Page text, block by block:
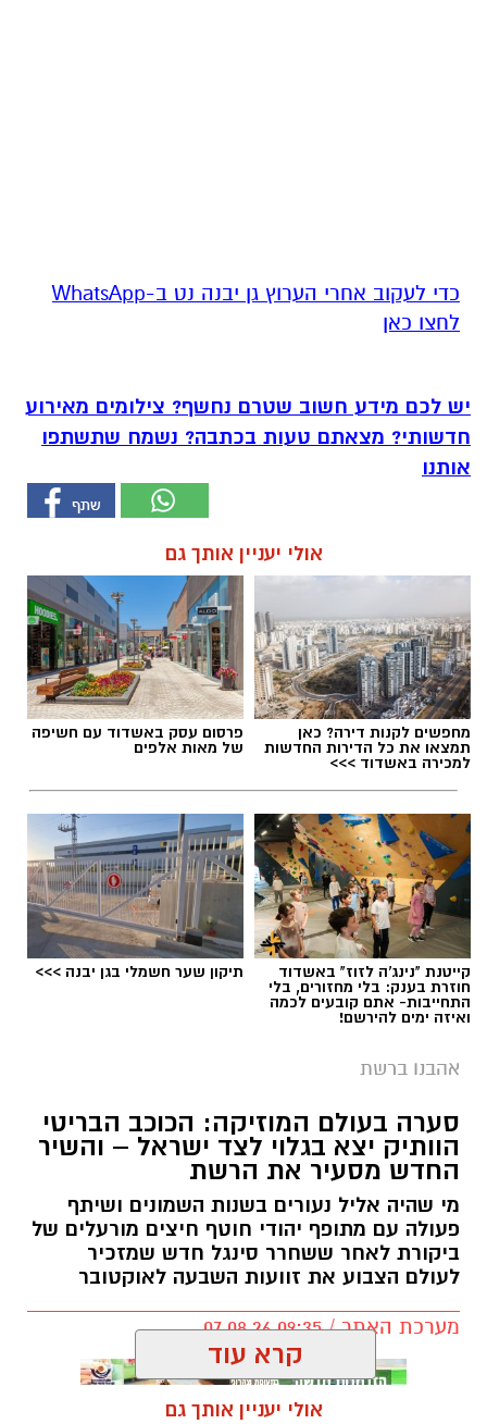
‏כדי לעקוב אחרי הערוץ גן יבנה נט ב-WhatsApp
לחצו כאן
יש לכם מידע חשוב שטרם נחשף? צילומים מאירוע
חדשותי? מצאתם טעות בכתבה? נשמח שתשתפו
אותנו
אולי יעניין אותך גם
מחפשים לקנות דירה? כאן
תמצאו את כל הדירות החדשות
למכירה באשדוד >>>
פרסום עסק באשדוד עם חשיפה
של מאות אלפים
קייטנת "נינג'ה לזוז" באשדוד
חוזרת בענק: בלי מחזורים, בלי
התחייבות- אתם קובעים לכמה
ואיזה ימים להירשם!
תיקון שער חשמלי בגן יבנה >>>
אהבנו ברשת
סערה בעולם המוזיקה: הכוכב הבריטי
הוותיק יצא בגלוי לצד ישראל – והשיר
החדש מסעיר את הרשת
מי שהיה אליל נעורים בשנות השמונים ושיתף
פעולה עם מתופף יהודי חוטף חיצים מורעלים של
ביקורת לאחר ששחרר סינגל חדש שמזכיר
לעולם הצבוע את זוועות השבעה לאוקטובר
מערכת האתר / 09:35 07.08.26
קרא עוד
אולי יעניין אותך גם